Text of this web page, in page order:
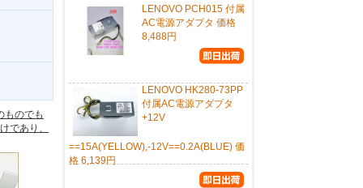
ものでも
であり、
LENOVO PCH015 付属
AC電源アダプタ 価格
8,488円
LENOVO HK280-73PP
付属AC電源アダプタ
+12V
==15A(YELLOW),-12V==0.2A(BLUE) 価
格 6,139円